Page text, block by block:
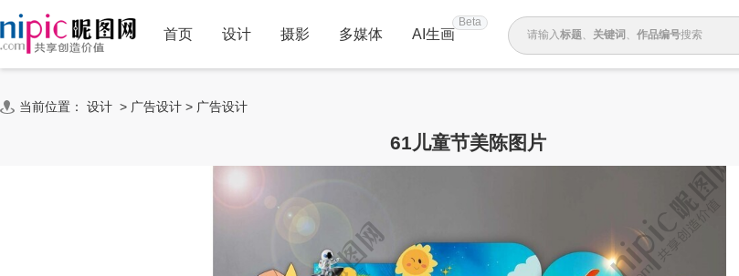
首页 设计 摄影 多媒体 AI生画
Beta
请输入标题、 关键词 、 作品编号搜索
当前位置： 设计 > 广告设计 > 广告设计
61儿童节美陈图片